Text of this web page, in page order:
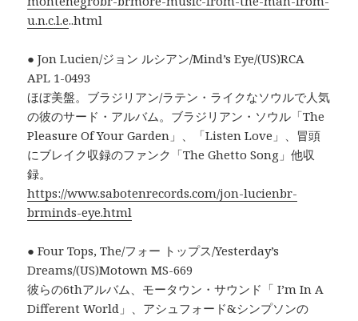
u.n.c.l.e..html
● Jon Lucien/ジョン ルシアン/Mind’s Eye/(US)RCA
APL 1-0493
ほぼ美盤。ブラジリアン/ラテン・ライクなソウルで人気
の彼のサード・アルバム。ブラジリアン・ソウル「The
Pleasure Of Your Garden」、「Listen Love」、冒頭
にブレイク収録のファンク「The Ghetto Song」他収
録。
https://www.sabotenrecords.com/jon-lucienbr-
brminds-eye.html
● Four Tops, The/フォー トップス/Yesterday’s
Dreams/(US)Motown MS-669
彼らの6thアルバム、モータウン・サウンド「 I’m In A
Different World」、アシュフォード&シンプソンの